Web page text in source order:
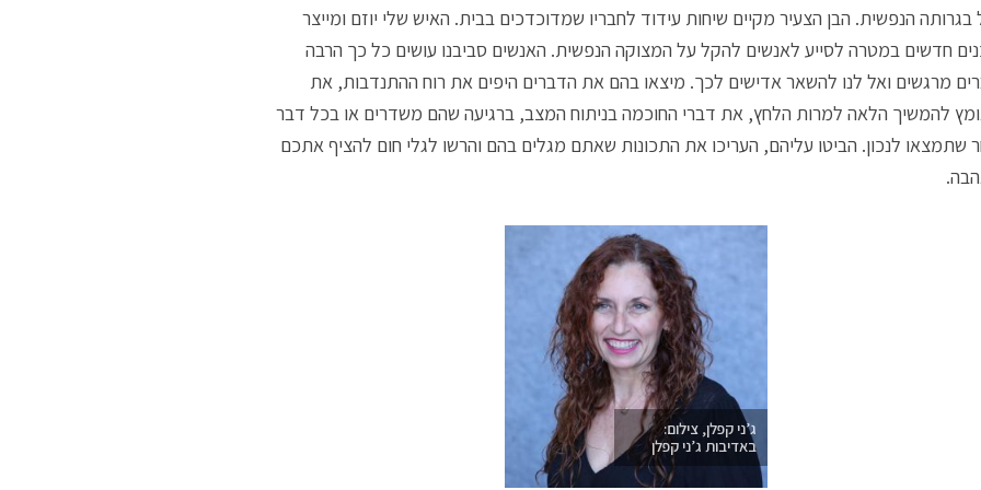
בגרותה הנפשית. הבן הצעיר מקיים שיחות עידוד לחבריו שמדוכדכים בבית. האיש שלי יוזם ומייצר
חדשים במטרה לסייע לאנשים להקל על המצוקה הנפשית. האנשים סביבנו עושים כל כך הרבה
מרגשים ואל לנו להשאר אדישים לכך. מיצאו בהם את הדברים היפים את רוח ההתנדבות, את
להמשיך הלאה למרות הלחץ, את דברי החוכמה בניתוח המצב, ברגיעה שהם משדרים או בכל דבר
שתמצאו לנכון. הביטו עליהם, העריכו את התכונות שאתם מגלים בהם והרשו לגלי חום להציף אתכם
ג’ני קפלן, צילום:
באדיבות ג’ני קפלן